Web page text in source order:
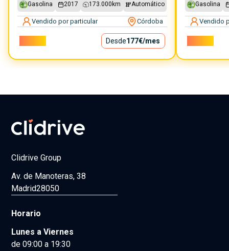
Gasolina 2017 173.000 km Automático
Vendido por particular Córdoba
Desde177€/mes
Gasolina
Vendido
Clidrive Group
Av. de Manoteras, 38
Madrid28050
Horario
Lunes a Viernes
de 09:00 a 19:30